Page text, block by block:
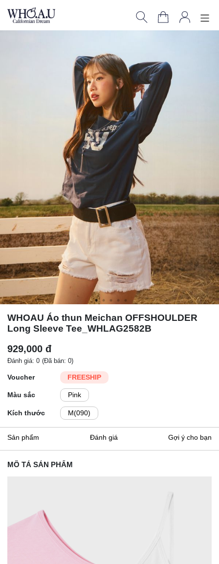
WHOAU Áo thun Meichan OFFSHOULDER
Long Sleeve Tee_WHLAG2582B
929,000 đ
Đánh giá: 0 (Đã bán: 0)
Voucher FREESHIP
Màu sắc Pink
Kích thước M(090)
Sản phẩm Đánh giá Gợi ý cho bạn
MÔ TẢ SẢN PHẨM